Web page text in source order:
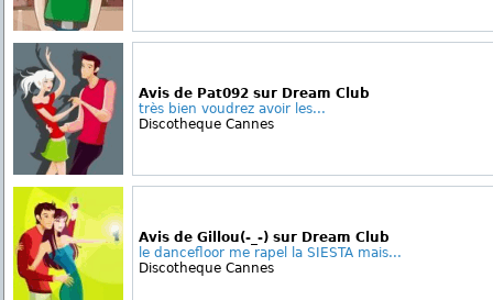
Avis de Pat092 sur Dream Club
très bien voudrez avoir les...
Discotheque Cannes
Avis de Gillou(-_-) sur Dream Club
le dancefloor me rapel la SIESTA mais...
Discotheque Cannes